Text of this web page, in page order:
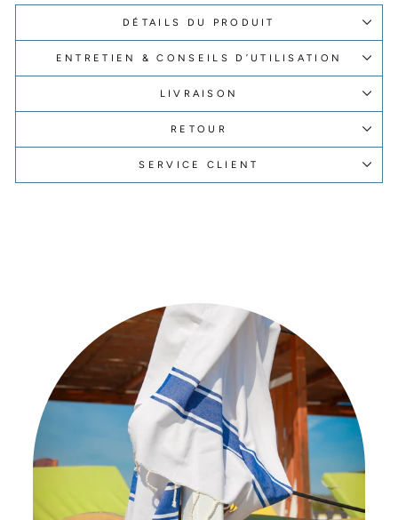
DÉTAILS DU PRODUIT
ENTRETIEN & CONSEILS D’UTILISATION
LIVRAISON
RETOUR
SERVICE CLIENT